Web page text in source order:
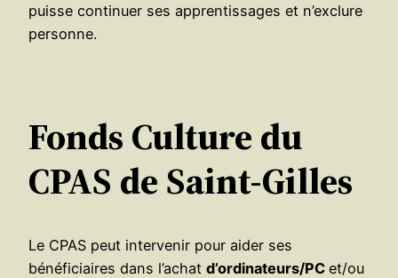
puisse continuer ses apprentissages et n’exclure
personne.
Fonds Culture du
CPAS de Saint-Gilles
Le CPAS peut intervenir pour aider ses
bénéficiaires dans l’achat d’ordinateurs/PC et/ou